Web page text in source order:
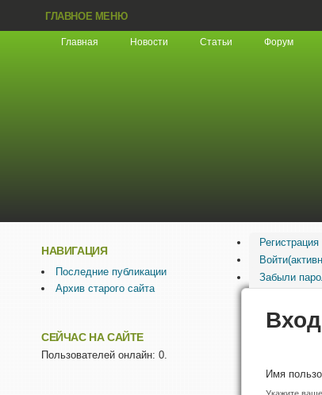
ГЛАВНОЕ МЕНЮ
Главная Новости Статьи Форум
Регистрация
Войти
Забыли
Имя
НАВИГАЦИЯ
Последние публикации
Архив старого сайта
СЕЙЧАС НА САЙТЕ
Пользователей онлайн: 0.